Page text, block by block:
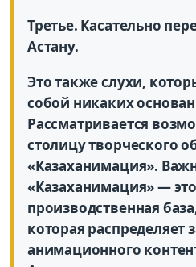
Третье. Касательно
Астану.
Это также слухи,
собой никаких
Рассматривается
столицу творческого
«Казаханимация».
«Казаханимация» —
производственная
которая распределяет
анимационного